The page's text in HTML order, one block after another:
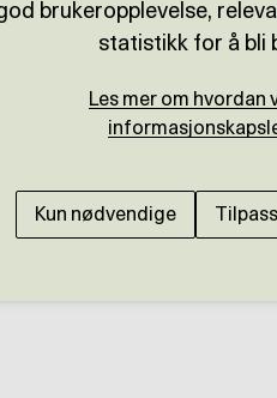
brukeropplevelse,
statistikk for å bli
Les mer om hvordan
Kun nødvendige Tilpass